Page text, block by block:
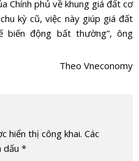
Chính phủ về khung giá đất cơ
kỳ cũ, việc này giúp giá đất
biến động bất thường”, ông
Theo Vneconomy
hiển thị công khai. Các
dấu *